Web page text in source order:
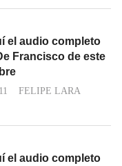
el audio completo
Francisco de este
FELIPE LARA
el audio completo